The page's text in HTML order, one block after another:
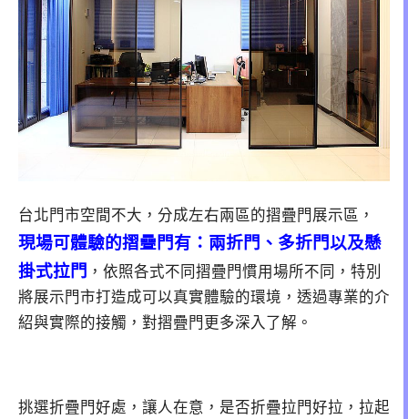
台北門市空間不大，分成左右兩區的摺疊門展示區，
現場可體驗的摺疊門有：兩折門、多折門以及懸
掛式拉門 ，依照各式不同摺疊門慣用場所不同，特別
將展示門市打造成可以真實體驗的環境，透過專業的介
紹與實際的接觸，對摺疊門更多深入了解。
挑選折疊門好處，讓人在意，是否折疊拉門好拉，拉起